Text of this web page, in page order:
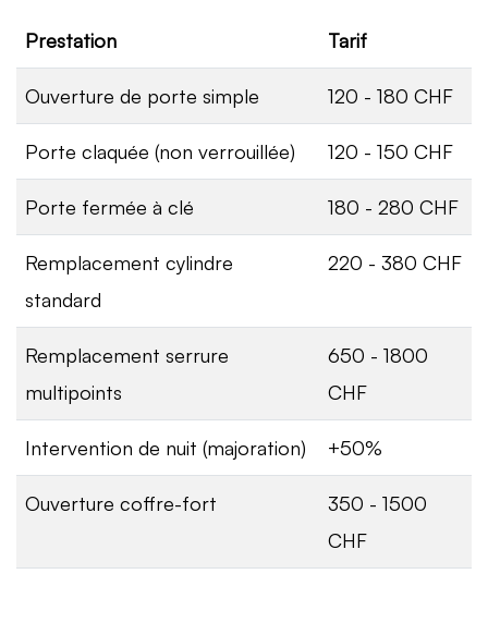
Prestation Tarif
Ouverture de porte simple 120 - 180 CHF
Porte claquée (non verrouillée) 120 - 150 CHF
Porte fermée à clé 180 - 280 CHF
Remplacement cylindre
standard
220 - 380 CHF
Remplacement serrure
multipoints
650 - 1800
CHF
Intervention de nuit (majoration) +50%
Ouverture coffre-fort
350 - 1500
CHF